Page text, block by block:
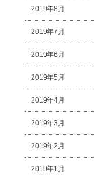
2019年8月
2019年7月
2019年6月
2019年5月
2019年4月
2019年3月
2019年2月
2019年1月